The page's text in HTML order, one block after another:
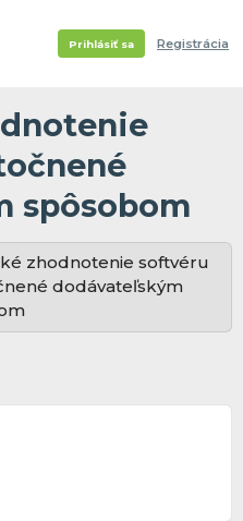
Prihlásiť sa Registrácia
spôsobom
zhodnotenie softvéru
dodávateľským